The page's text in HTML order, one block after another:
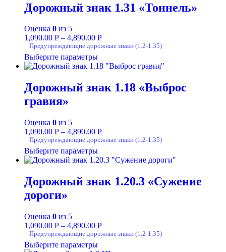
Дорожный знак 1.31 «Тоннель»
Оценка 0 из 5
1,090.00 Р – 4,890.00 Р
Предупреждающие дорожные знаки (1.2-1.35)
Выберите параметры
Дорожный знак 1.18 «Выброс
гравия»
Оценка 0 из 5
1,090.00 Р – 4,890.00 Р
Предупреждающие дорожные знаки (1.2-1.35)
Выберите параметры
Дорожный знак 1.20.3 «Сужение
дороги»
Оценка 0 из 5
1,090.00 Р – 4,890.00 Р
Предупреждающие дорожные знаки (1.2-1.35)
Выберите параметры